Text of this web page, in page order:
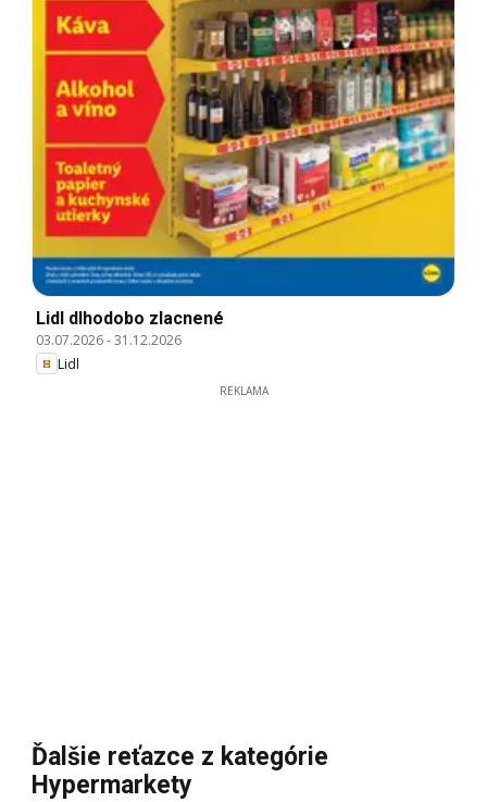
Lidl dlhodobo zlacnené
03.07.2026-31.12.2026
Lidl
REKLAMA
Ďalšie reťazce z kategórie
Hypermarkety